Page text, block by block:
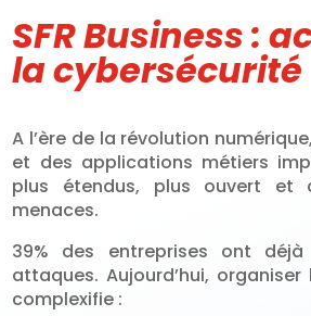
SFR Business :
la cybersécurité
A l’ère de la révolution
et des applications métiers
plus étendus, plus ouvert et
menaces.
39% des entreprises ont
attaques. Aujourd’hui,
complexifie :